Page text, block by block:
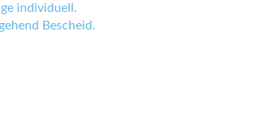
individuell.
Bescheid.